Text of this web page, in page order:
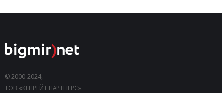
© 2000-2024,
ТОВ «КЕПРЕЙТ ПАРТНЕРС».